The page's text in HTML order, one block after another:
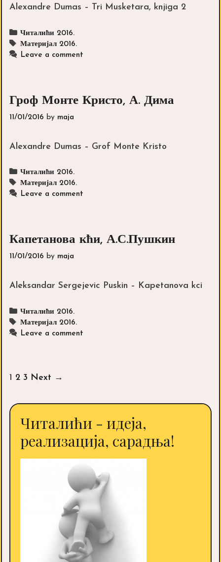
Alexandre Dumas – Tri Musketara, knjiga 2
Categories
Читалићи 2016.
Tags
Материјал 2016.
Leave a comment
Гроф Монте Кристо, А. Дима
11/01/2016 by maja
Alexandre Dumas – Grof Monte Kristo
Categories
Читалићи 2016.
Tags
Материјал 2016.
Leave a comment
Капетанова кћи, А.С.Пушкин
11/01/2016 by maja
Aleksandar Sergejevic Puskin – Kapetanova kci
Categories
Читалићи 2016.
Tags
Материјал 2016.
Leave a comment
Post
1 2 3 Next →
Читалићи - идеја,
реализација, сарадња!